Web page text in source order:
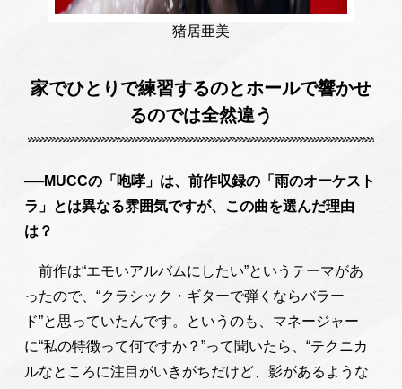
猪居亜美
家でひとりで練習するのとホールで響かせ
るのでは全然違う
──MUCCの「咆哮」は、前作収録の「雨のオーケスト
ラ」とは異なる雰囲気ですが、この曲を選んだ理由
は？
前作は“エモいアルバムにしたい”というテーマがあ
ったので、“クラシック・ギターで弾くならバラー
ド”と思っていたんです。というのも、マネージャー
に“私の特徴って何ですか？”って聞いたら、“テクニカ
ルなところに注目がいきがちだけど、影があるような